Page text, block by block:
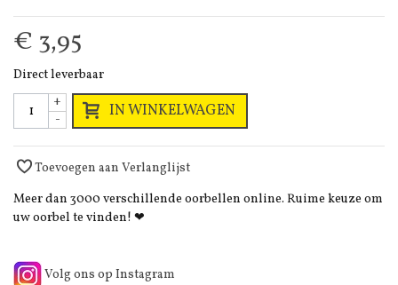
€ 3,95
Direct leverbaar
-
+ IN WINKELWAGEN
Toevoegen aan Verlanglijst
Meer dan 3000 verschillende oorbellen online. Ruime keuze om
uw oorbel te vinden! ❤
Volg ons op Instagram